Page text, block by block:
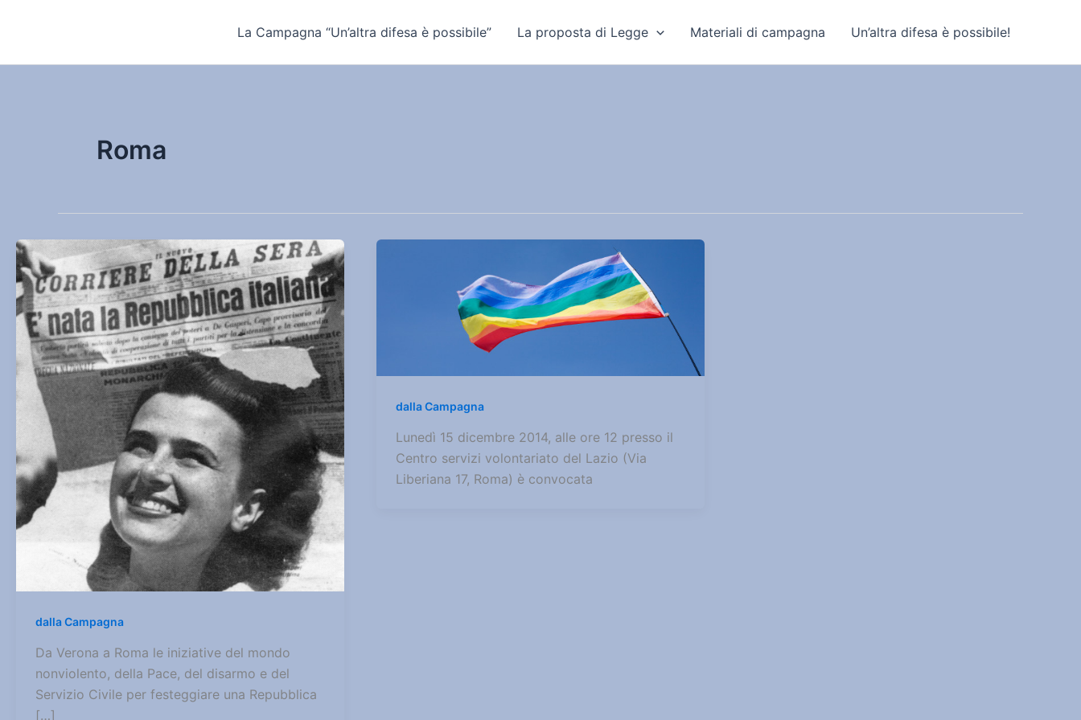
La Campagna “Un’altra difesa è possibile” La proposta di Legge Materiali di campagna Un’altra difesa è possibile!
Roma
dalla Campagna
Da Verona a Roma le iniziative del mondo
nonviolento, della Pace, del disarmo e del
Servizio Civile per festeggiare una Repubblica
[…]
dalla Campagna
Lunedì 15 dicembre 2014, alle ore 12 presso il
Centro servizi volontariato del Lazio (Via
Liberiana 17, Roma) è convocata